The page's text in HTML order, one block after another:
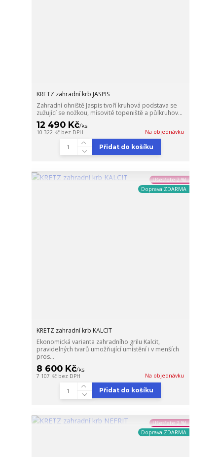
KRETZ zahradní krb JASPIS
Zahradní ohniště Jaspis tvoří kruhová podstava se
zužující se nožkou, mísovité topeniště a půlkruhov...
12 490 Kč/ks
10 322 Kč bez DPH Na objednávku
Přidat do košíku
Ušetřete 2 %!
Doprava ZDARMA
KRETZ zahradní krb KALCIT
Ekonomická varianta zahradního grilu Kalcit,
pravidelných tvarů umožňující umístění i v menších
pros...
8 600 Kč/ks
7 107 Kč bez DPH Na objednávku
Přidat do košíku
Ušetřete 2 %!
Doprava ZDARMA